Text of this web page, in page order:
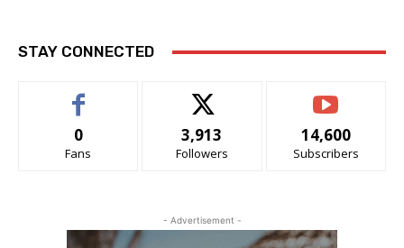
STAY CONNECTED
0
Fans
3,913
Followers
14,600
Subscribers
- Advertisement -